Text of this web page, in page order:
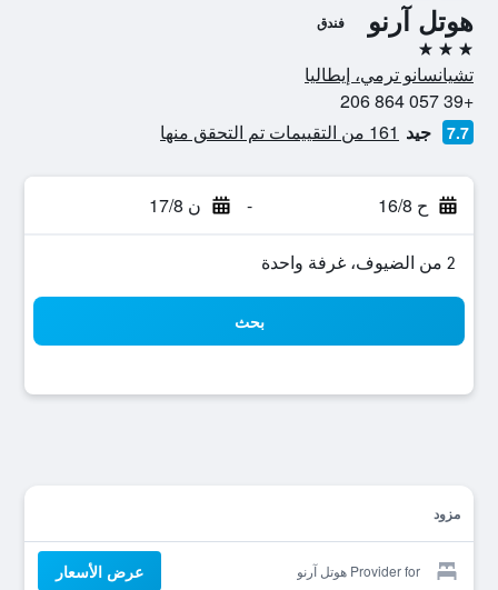
هوتل آرنو فندق
3 نجوم
تشيانسانو ترمي، إيطاليا
+39 057 864 206
7.7 جيد 161 من التقييمات تم التحقق منها
ح 16/8 - ن 17/8
2 من الضيوف، غرفة واحدة
بحث
مزود
Provider for هوتل آرنو عرض الأسعار